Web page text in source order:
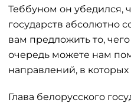
Теббуном он убедился,
государств абсолютно
вам предложить то,
очередь можете нам
направлений, в
Глава белорусского